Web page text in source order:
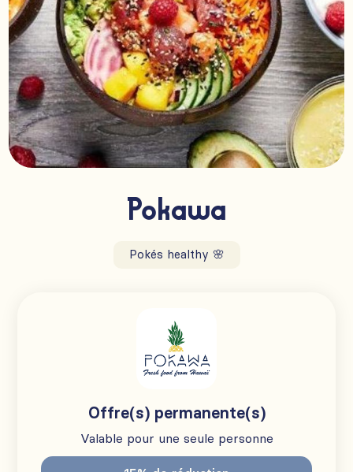
Pokawa
Pokés healthy 🌸
Offre(s) permanente(s)
Valable pour une seule personne